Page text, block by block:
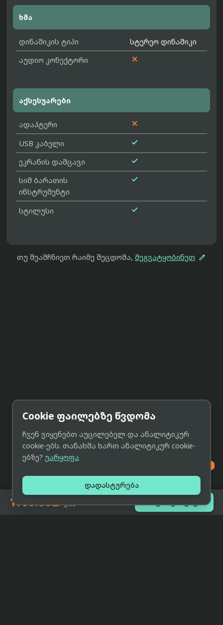
ხმა
დინამიკის ტიპი
სტერეო დინამიკი
აუდიო კონექტორი

აქსესუარები
ადაპტერი 
USB კაბელი 
ეკრანის დამცავი 
სიმ ბარათის
ინსტრუმენტი

სტილუსი 
თუ შეამჩნიეთ რაიმე შეცდომა, შეგვატყობინეთ 
1799.00₾-დან შეთავაზებები

Cookie ფაილებზე წვდომა
ჩვენ ვიყენებთ აუცილებელ და ანალიტიკურ
cookie-ებს. თანახმა ხართ ანალიტიკურ cookie-
ებზე? უარყოფა
დადასტურება